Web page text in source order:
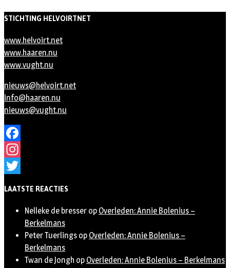
STICHTING HELVOIRTNET
www.helvoirt.net
www.haaren.nu
www.vught.nu
nieuws@helvoirt.net
info@haaren.nu
nieuws@vught.nu
Facebook
Instagram
LAATSTE REACTIES
Nelleke de bresser op Overleden: Annie Bolenius –
Berkelmans
Peter Tuerlings op Overleden: Annie Bolenius –
Berkelmans
Twan de Jongh op Overleden: Annie Bolenius – Berkelmans